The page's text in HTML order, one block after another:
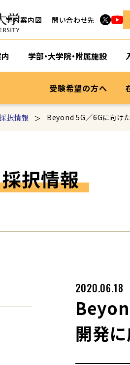
学部・大学院・附属施設
受験希望の方へ
学内案内図 問い合わせ先
択情報 Beyond 5G／6Gに向け
採択情報
開発
2020.06.18